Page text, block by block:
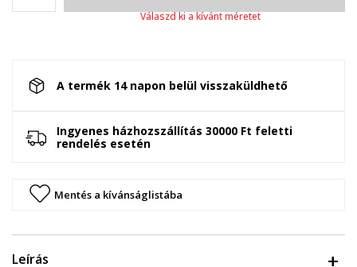
Válaszd ki a kívánt méretet
A termék 14 napon belül visszaküldhető
Ingyenes házhozszállítás 30000 Ft feletti
rendelés esetén
Mentés a kívánságlistába
Leírás